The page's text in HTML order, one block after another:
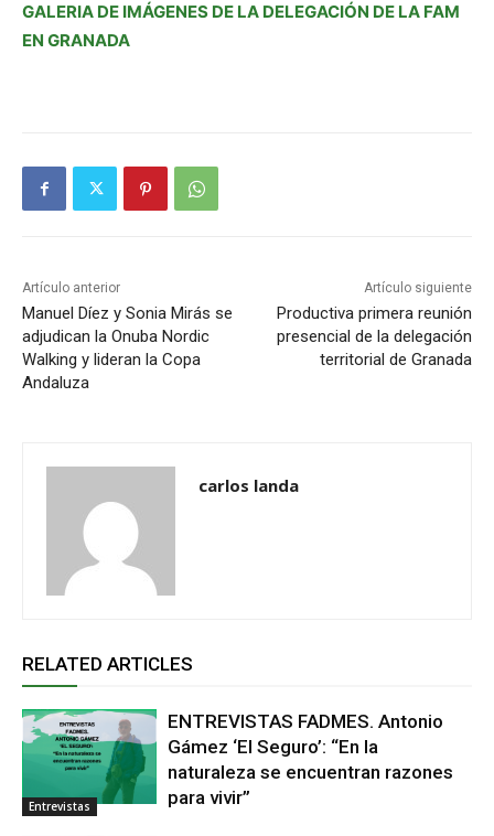
GALERIA DE IMÁGENES DE LA DELEGACIÓN DE LA FAM
EN GRANADA
Artículo anterior
Manuel Díez y Sonia Mirás se
adjudican la Onuba Nordic
Walking y lideran la Copa
Andaluza
Artículo siguiente
Productiva primera reunión
presencial de la delegación
territorial de Granada
carlos landa
RELATED ARTICLES
Entrevistas
ENTREVISTAS FADMES. Antonio
Gámez ‘El Seguro’: “En la
naturaleza se encuentran razones
para vivir”